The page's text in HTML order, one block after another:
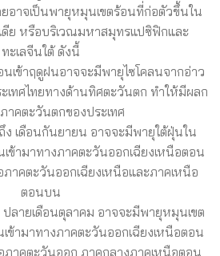
อาจเป็นพายุหมุนเขตร้อนที่ก่อตัวขึ้นใน
ย หรือบริเวณมหาสมุทรแปซิฟิกและ
ทะเลจีนใต้ ดังนี้
เข้าฤดูฝนอาจจะมีพายุไซโคลนจากอ่าว
ะเทศไทยทางด้านทิศตะวันตก ทำให้มีผลก
าคตะวันตกของประเทศ
ง เดือนกันยายน อาจจะมีพายุใต้ฝุ่นใน
ามาทางภาคตะวันออกเฉียงเหนือตอน
าคตะวันออกเฉียงเหนือและภาคเหนือ
ตอนบน
ลายเดือนตุลาคม อาจจะมีพายุหมุนเขต
ข้ามาทางภาคตะวันออกเฉียงเหนือตอน
ภาคตะวันออก ภาคกลางภาคเหนือตอน